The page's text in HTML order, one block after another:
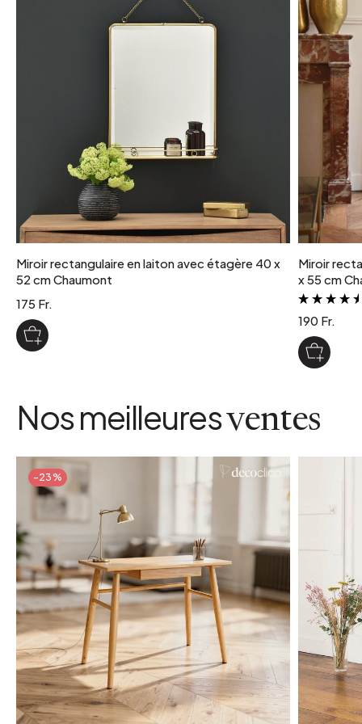
Miroir rectangulaire en laiton avec étagère 40 x
52 cm Chaumont
175 Fr.
Miroir
x 55 cm
190 Fr.
Nos meilleuresventes
-23%